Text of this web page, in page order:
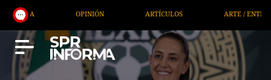
OPINIÓN ARTÍCULOS ARTE / ENTRETENIMIENTO